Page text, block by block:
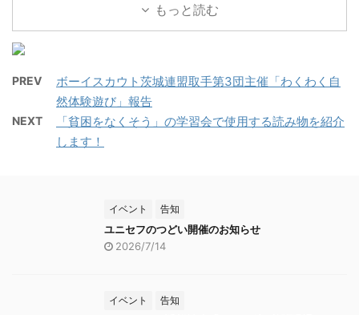
立県民文化センター) 小
ホール（茨城県水戸市千
波町697） 会場チケッ
ト： ・会場 / 電子チケッ
ト購入先：
https://teket.jp/16155/
で入力してください） 笠
a.lg.jp/page/page00012
ナ・ガザ地区では、紛争
や食糧不足、医療、衛生
環境の悪化により多くの
に直面しており、国際人
事法・人権法に則った子
どもの保護と平和の実現
が急務です。 * - * - * -
城県ユニセフ協会2025
つまれ!! いばらき2025ハ
もっと読む
PREV
ボーイスカウト茨城連盟取手第3団主催「わくわく自
然体験遊び」報告
NEXT
「貧困をなくそう」の学習会で使用する読み物を紹介
します！
イベント 告知
ユニセフのつどい開催のお知らせ
2026/7/14
イベント 告知